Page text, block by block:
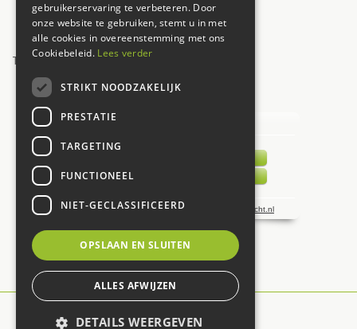
Zaterdag 09:00 - 17:00
Zondag
12:00 - 17:00
Toon alle openingstijden
UW MENING TELT!
gebruikerservaring te verbeteren. Door
onze website te gebruiken, stemt u in met
alle cookies in overeenstemming met ons
Cookiebeleid. Lees verder
STRIKT NOODZAKELIJK
PRESTATIE
TARGETING
FUNCTIONEEL
NIET-GECLASSIFICEERD
OPSLAAN EN SLUITEN
ALLES AFWIJZEN
DETAILS WEERGEVEN